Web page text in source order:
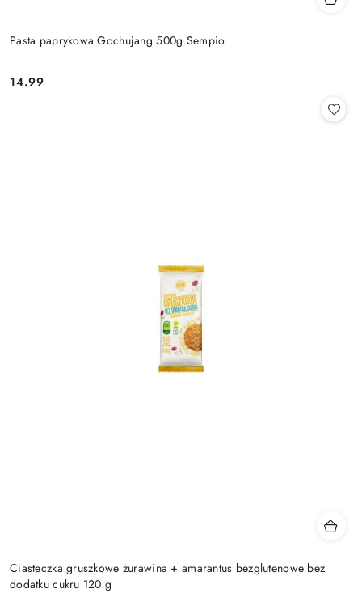
Pasta paprykowa Gochujang 500g Sempio
Cena:
14.99
Ciasteczka gruszkowe żurawina + amarantus bezglutenowe bez
dodatku cukru 120 g